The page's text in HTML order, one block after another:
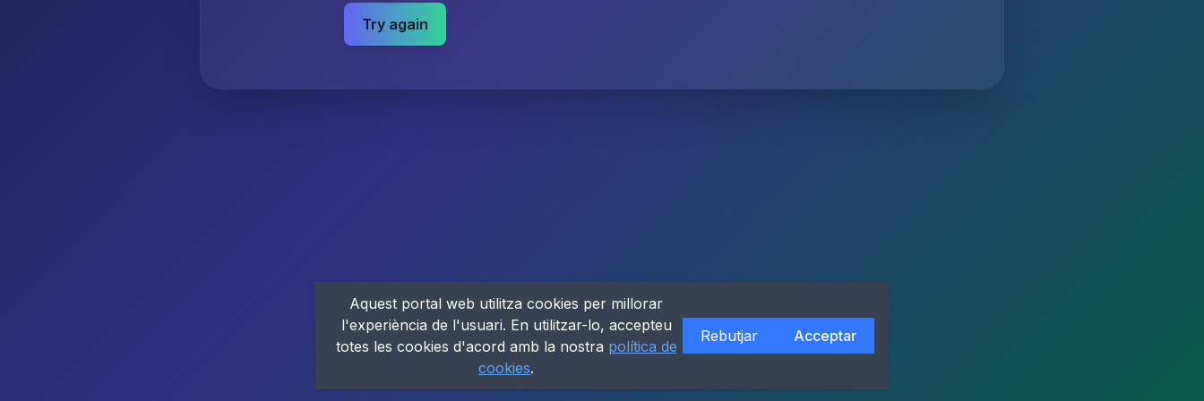
Try again
Aquest portal web utilitza cookies per millorar
l'experiència de l'usuari. En utilitzar-lo, accepteu
totes les cookies d'acord amb la nostra política de
cookies.
Rebutjar Acceptar